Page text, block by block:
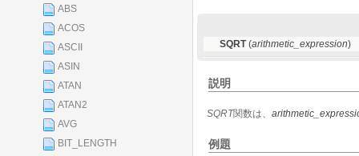
ABS
ACOS
ASCII
ASIN
ATAN
ATAN2
AVG
BIT_LENGTH
SQRT(arithmetic_expression)
説明
SQRT関数は、
例題